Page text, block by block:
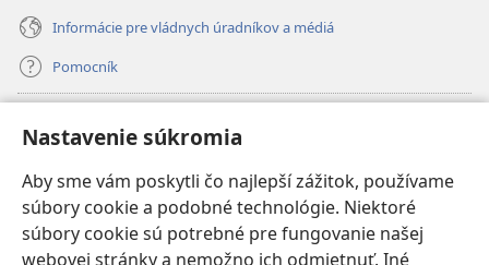
Nastavenie súkromia
Aby sme vám poskytli čo najlepší zážitok, používame
súbory cookie a podobné technológie. Niektoré
súbory cookie sú potrebné pre fungovanie našej
webovej stránky a nemožno ich odmietnuť. Iné
Informácie pre vládnych úradníkov a médiá
Pomocník
(otvorí
nové
okno)
INTERNETOVÁ KNIŽNICA Strážnej veže
(otvorí
nové
okno)JW Hub ®
(otvorí